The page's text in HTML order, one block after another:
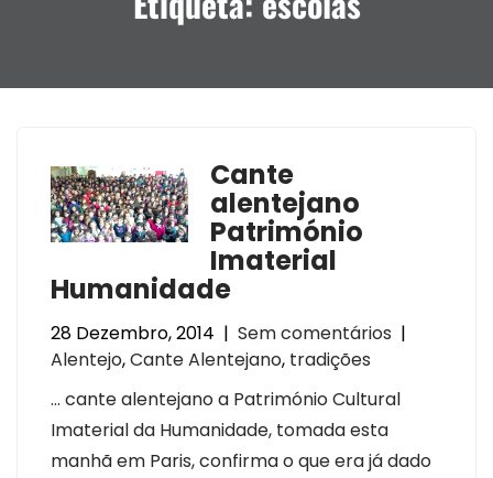
Cante
alentejano
Património
Imaterial
Humanidade
28 Dezembro, 2014 | Sem comentários |
Alentejo,Cante Alentejano, tradições
… cante alentejano a Património Cultural
Imaterial da Humanidade, tomada esta
manhã em Paris, confirma o que era já dado